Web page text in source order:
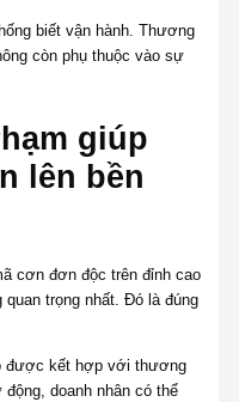
biết vận hành. Thương
còn phụ thuộc vào sự
giúp
lên bền
cơn đơn độc trên đỉnh cao
trọng nhất. Đó là đúng
được kết hợp với thương
doanh nhân có thể